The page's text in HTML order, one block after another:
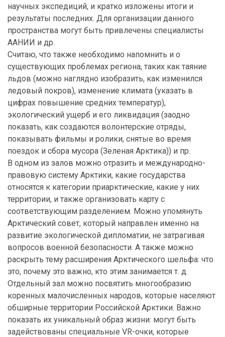
научных экспедиций, и кратко изложены итоги и
результаты последних. Для организации данного
пространства могут быть привлечены специалисты
ААНИИ и др.
Считаю, что также необходимо напомнить и о
существующих проблемах региона, таких как таяние
льдов (можно наглядно изобразить, как изменился
ледовый покров), изменение климата (указать в
цифрах повышение средних температур),
экологический ущерб и его ликвидация (заодно
показать, как создаются волонтерские отряды,
показывать фильмы и ролики, снятые во время
поездок и сбора мусора (Зеленая Арктика)) и пр.
В одном из залов можно отразить и международно-
правовую систему Арктики, какие государства
относятся к категории приарктические, какие у них
территории, и также организовать карту с
соответствующим разделением. Можно упомянуть
Арктический совет, который направлен именно на
развитие экологической дипломатии, не затрагивая
вопросов военной безопасности. А также можно
раскрыть тему расширения Арктического шельфа: что
это, почему это важно, кто этим занимается т. д.
Отдельный зал можно посвятить многообразию
коренных малочисленных народов, которые населяют
обширные территории Российской Арктики. Важно
показать их уникальный образ жизни: могут быть
задействованы специальные VR-очки, которые